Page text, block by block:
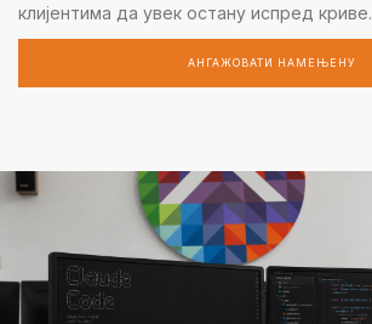
клијентима да увек остану испред криве.
АНГАЖОВАТИ НАМЕЊЕНУ